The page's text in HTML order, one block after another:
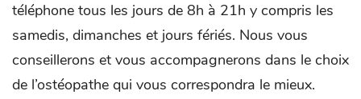
téléphone tous les jours de 8h à 21h y compris les
samedis, dimanches et jours fériés. Nous vous
conseillerons et vous accompagnerons dans le choix
de l’ostéopathe qui vous correspondra le mieux.